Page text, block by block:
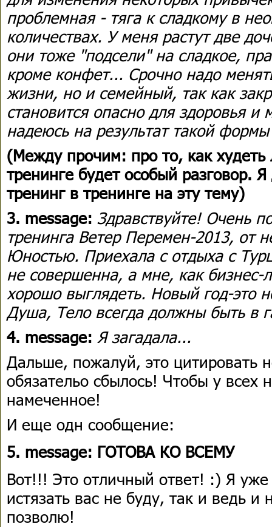
проблемная - тяга к сладкому в
количествах. У меня растут две
они тоже "подсели" на сладкое,
кроме конфет... Срочно надо
жизни, но и семейный, так как
становится опасно для здоровья и
надеюсь на результат такой
(Между прочим: про то, как худеть
тренинге будет особый разговор.
тренинг в тренинге на эту тему)
3. message: Здравствуйте! Очень
тренинга Ветер Перемен-2013, от
Юностью. Приехала с отдыха с
не совершенна, а мне, как бизнес-
хорошо выглядеть. Новый год-это
Душа, Тело всегда должны быть в
4. message: Я загадала...
Дальше, пожалуй, это цитировать
обязательо сбылось! Чтобы у всех
намеченное!
И еще одн сообщение:
5. message: ГОТОВА КО ВСЕМУ
Вот!!! Это отличный ответ! :) Я уже
истязать вас не буду, так и ведь и
позволю!